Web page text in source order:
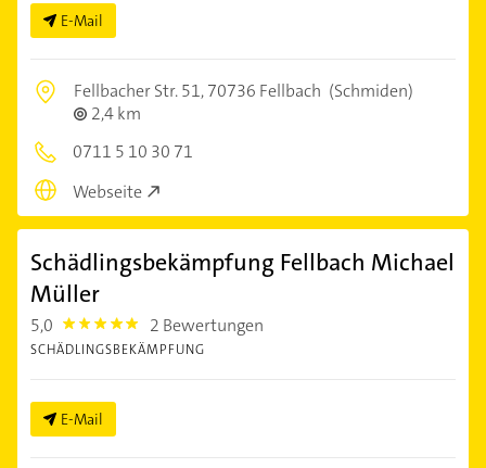
E-Mail
Fellbacher Str. 51,70736 Fellbach (Schmiden)
2,4 km
0711 5 10 30 71
Webseite
Schädlingsbekämpfung Fellbach Michael
Müller
5,0 5.0 2 Bewertungen
SCHÄDLINGSBEKÄMPFUNG
E-Mail